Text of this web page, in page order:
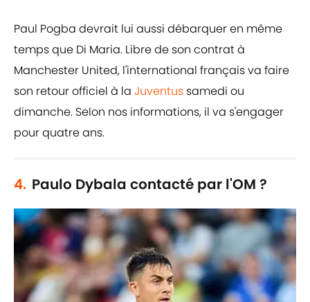
Paul Pogba devrait lui aussi débarquer en même
temps que Di Maria. Libre de son contrat à
Manchester United, l'international français va faire
son retour officiel à la Juventus samedi ou
dimanche. Selon nos informations, il va s'engager
pour quatre ans.
4. Paulo Dybala contacté par l'OM ?